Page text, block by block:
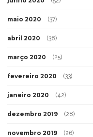
maio 2020 (37)
abril 2020 (38)
março 2020 (25)
fevereiro 2020 (33)
janeiro 2020 (42)
dezembro 2019 (28)
novembro 2019 (26)